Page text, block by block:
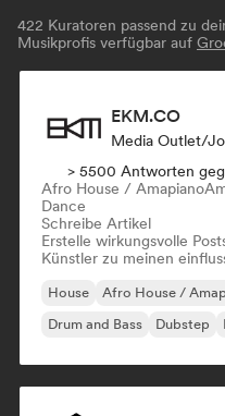
422 Kuratoren passend zu
Musikprofis verfügbar auf
EKM.CO
Media Outlet/
> 5500 Antworten
Afro House / Amapiano
Dance
Schreibe Artikel
Erstelle wirkungsvolle
Künstler zu meinen
House Afro House /
Drum and Bass
Dubstep